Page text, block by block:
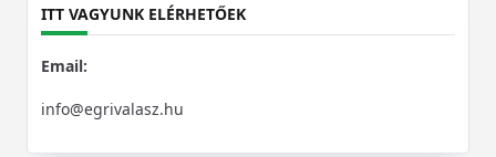
ITT VAGYUNK ELÉRHETŐEK
Email:
info@egrivalasz.hu